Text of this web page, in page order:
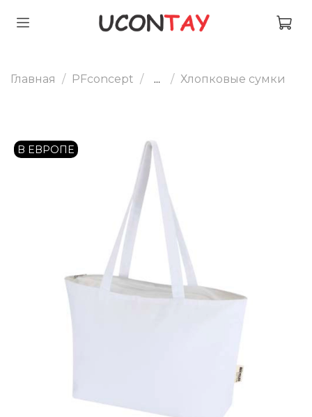
Главная PFconcept ... Хлопковые сумки
В ЕВРОПЕ